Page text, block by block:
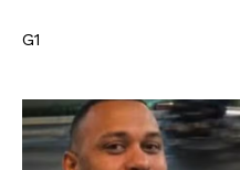
G1